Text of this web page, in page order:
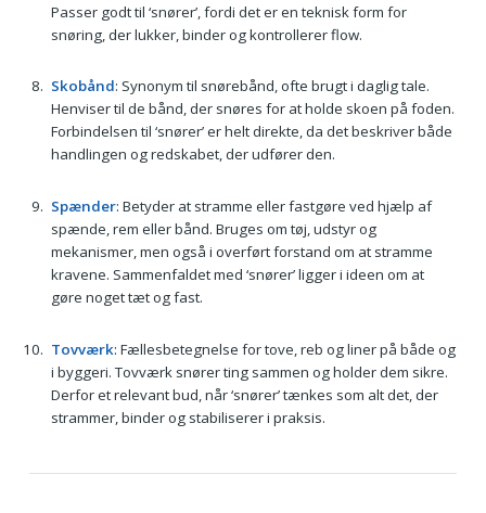
Passer godt til ‘snører’, fordi det er en teknisk form for
snøring, der lukker, binder og kontrollerer flow.
Skobånd: Synonym til snørebånd, ofte brugt i daglig tale.
Henviser til de bånd, der snøres for at holde skoen på foden.
Forbindelsen til ‘snører’ er helt direkte, da det beskriver både
handlingen og redskabet, der udfører den.
Spænder: Betyder at stramme eller fastgøre ved hjælp af
spænde, rem eller bånd. Bruges om tøj, udstyr og
mekanismer, men også i overført forstand om at stramme
kravene. Sammenfaldet med ‘snører’ ligger i ideen om at
gøre noget tæt og fast.
Tovværk: Fællesbetegnelse for tove, reb og liner på både og
i byggeri. Tovværk snører ting sammen og holder dem sikre.
Derfor et relevant bud, når ‘snører’ tænkes som alt det, der
strammer, binder og stabiliserer i praksis.